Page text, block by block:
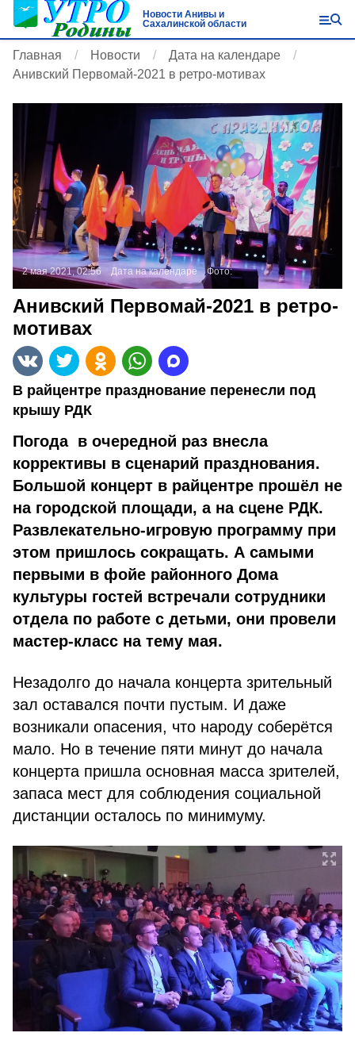
Новости Анивы и
Сахалинской области
Главная Новости
Дата на календаре
Анивский Первомай-2021 в ретро-мотивах
2 мая 2021, 02:56 Дата на календаре Фото:
Анивский Первомай-2021 в ретро-
мотивах
В райцентре празднование перенесли под
крышу РДК
Погода в очередной раз внесла
коррективы в сценарий празднования.
Большой концерт в райцентре прошёл не
на городской площади, а на сцене РДК.
Развлекательно-игровую программу при
этом пришлось сокращать. А самыми
первыми в фойе районного Дома
культуры гостей встречали сотрудники
отдела по работе с детьми, они провели
мастер-класс на тему мая.
Незадолго до начала концерта зрительный
зал оставался почти пустым. И даже
возникали опасения, что народу соберётся
мало. Но в течение пяти минут до начала
концерта пришла основная масса зрителей,
запаса мест для соблюдения социальной
дистанции осталось по минимуму.